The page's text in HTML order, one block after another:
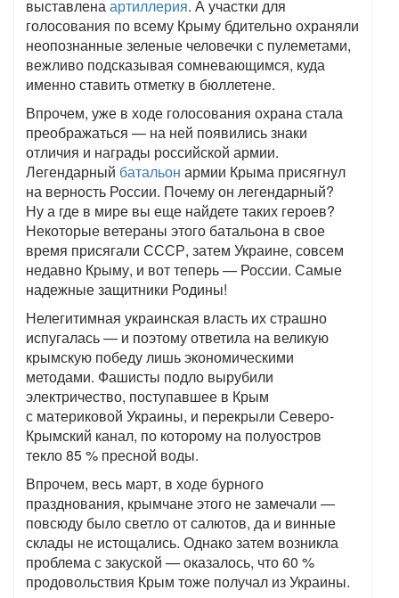
выставленаартиллерия. А участки для
голосования по всему Крыму бдительно охраняли
неопознанные зеленые человечки с пулеметами,
вежливо подсказывая сомневающимся, куда
именно ставить отметку в бюллетене.
Впрочем, уже в ходе голосования охрана стала
преображаться — на ней появились знаки
отличия и награды российской армии.
Легендарный батальон армии Крыма присягнул
на верность России. Почему он легендарный?
Ну а где в мире вы еще найдете таких героев?
Некоторые ветераны этого батальона в свое
время присягали СССР, затем Украине, совсем
недавно Крыму, и вот теперь — России. Самые
надежные защитники Родины!
Нелегитимная украинская власть их страшно
испугалась — и поэтому ответила на великую
крымскую победу лишь экономическими
методами. Фашисты подло вырубили
электричество, поступавшее в Крым
с материковой Украины, и перекрыли Северо-
Крымский канал, по которому на полуостров
текло 85 % пресной воды.
Впрочем, весь март, в ходе бурного
празднования, крымчане этого не замечали —
повсюду было светло от салютов, да и винные
склады не истощались. Однако затем возникла
проблема с закуской — оказалось, что 60 %
продовольствия Крым тоже получал из Украины.